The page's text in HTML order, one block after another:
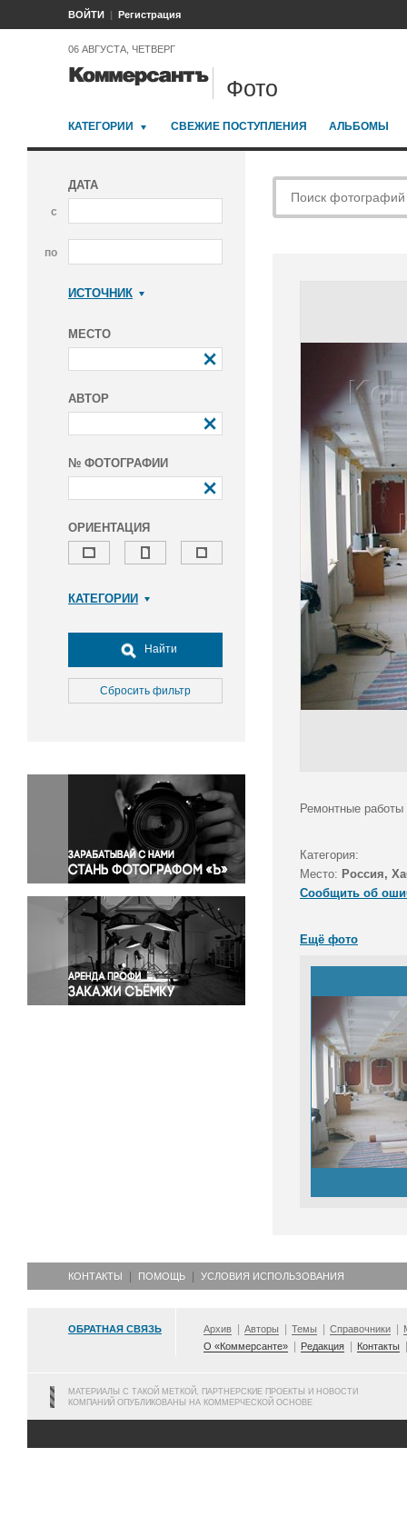
ВОЙТИ Регистрация
06 АВГУСТА, ЧЕТВЕРГ
Фото
КАТЕГОРИИ СВЕЖИЕ ПОСТУПЛЕНИЯ АЛЬБОМЫ
ДАТА
с
по
ИСТОЧНИК
МЕСТО
АВТОР
№ ФОТОГРАФИИ
ОРИЕНТАЦИЯ
КАТЕГОРИИ
Досуг, туризм и отдых
Культура
Медицина
Окружающая среда
Политика
Правосудие
Происшествия и конфликты
Религия
Светская жизнь
Спорт
Экология
Экономика и бизнес
Найти
Сбросить фильтр
Ремонтные работы
Категория:
Место: Россия,
Сообщить об
Ещё фото
КОНТАКТЫ ПОМОЩЬ УСЛОВИЯ ИСПОЛЬЗОВАНИЯ
ОБРАТНАЯ СВЯЗЬ Архив Авторы Темы Справочники
О «Коммерсанте»
Редакция Контакты
МАТЕРИАЛЫ С ТАКОЙ МЕТКОЙ, ПАРТНЕРСКИЕ ПРОЕКТЫ И НОВОСТИ
КОМПАНИЙ ОПУБЛИКОВАНЫ НА КОММЕРЧЕСКОЙ ОСНОВЕ